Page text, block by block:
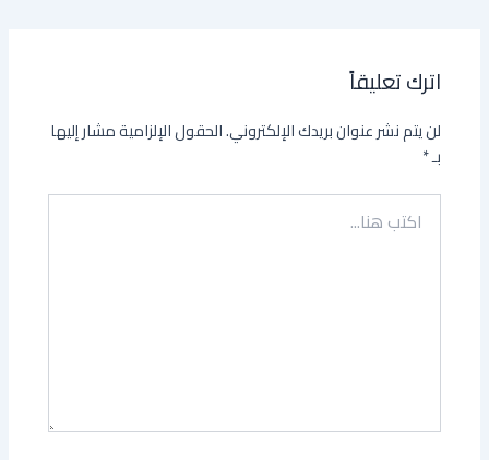
اترك تعليقاً
لن يتم نشر عنوان بريدك الإلكتروني.الحقول الإلزامية مشار إليها
بـ*
اكتب
هنا...